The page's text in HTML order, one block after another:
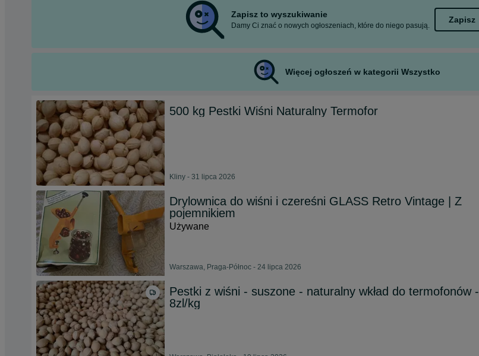
Zapisz to wyszukiwanie
Damy Ci znać o nowych ogłoszeniach, które do niego pasują.
Zapisz
Więcej ogłoszeń w kategorii Wszystko
500 kg Pestki Wiśni Naturalny Termofor
Kliny - 31 lipca 2026
Drylownica do wiśni i czereśni GLASS Retro Vintage | Z
pojemnikiem
Używane
Warszawa, Praga-Północ - 24 lipca 2026
Pestki z wiśni - suszone - naturalny wkład do termofonów -
8zl/kg